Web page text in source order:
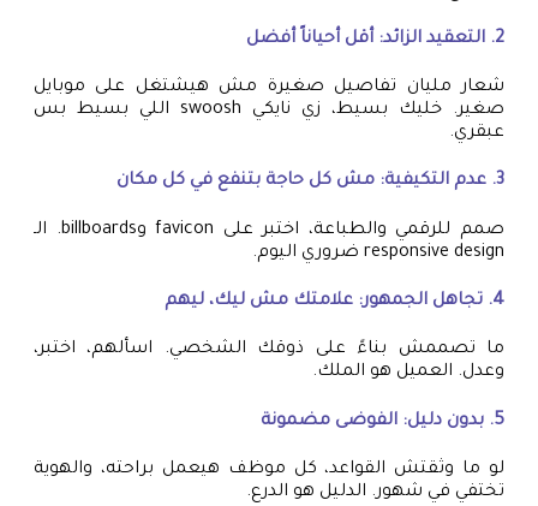
2. التعقيد الزائد: أقل أحياناً أفضل
شعار مليان تفاصيل صغيرة مش هيشتغل على موبايل
صغير. خليك بسيط، زي نايكي swoosh اللي بسيط بس
عبقري.
3. عدم التكيفية: مش كل حاجة بتنفع في كل مكان
صمم للرقمي والطباعة، اختبر على favicon وbillboards. الـ
responsive design ضروري اليوم.
4. تجاهل الجمهور: علامتك مش ليك، ليهم
ما تصممش بناءً على ذوقك الشخصي. اسألهم، اختبر،
وعدل. العميل هو الملك.
5. بدون دليل: الفوضى مضمونة
لو ما وثقتش القواعد، كل موظف هيعمل براحته، والهوية
تختفي في شهور. الدليل هو الدرع.